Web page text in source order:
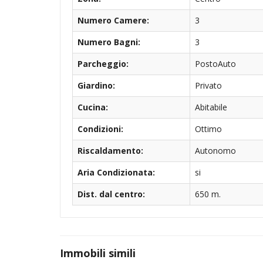
Numero Camere:
3
Numero Bagni:
3
Parcheggio:
PostoAuto
Giardino:
Privato
Cucina:
Abitabile
Condizioni:
Ottimo
Riscaldamento:
Autonomo
Aria Condizionata:
si
Dist. dal centro:
650 m.
Immobili simili